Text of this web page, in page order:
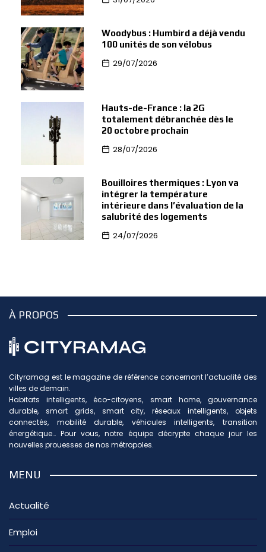
Woodybus : Humbird a déjà vendu
100 unités de son vélobus
29/07/2026
Hauts-de-France : la 2G
totalement débranchée dès le
20 octobre prochain
28/07/2026
Bouilloires thermiques : Lyon va
intégrer la température
intérieure dans l’évaluation de la
salubrité des logements
24/07/2026
À PROPOS
Cityramag est le magazine de référence concernant l’actualité des
villes de demain.
Habitats intelligents, éco-citoyens, smart home, gouvernance
durable, smart grids, smart city, réseaux intelligents, objets
connectés, mobilité durable, véhicules intelligents, transition
énergétique… Pour vous, notre équipe décrypte chaque jour les
nouvelles prouesses de nos métropoles.
MENU
Actualité
Emploi